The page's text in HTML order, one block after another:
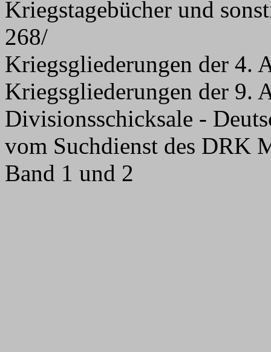
Kriegstagebücher und
268/
Kriegsgliederungen der 4.
Kriegsgliederungen der 9.
Divisionsschicksale -
vom Suchdienst des DRK
Band 1 und 2